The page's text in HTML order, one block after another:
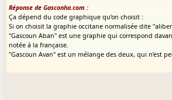
Réponse de Gasconha.com :
Ça dépend du code graphique qu’on choisit :
Si on choisit la graphie occitane normalisée dite
"Gascoun Aban" est une graphie qui correspond
notée à la française.
"Gascoun Avan" est un mélange des deux, qui n’est